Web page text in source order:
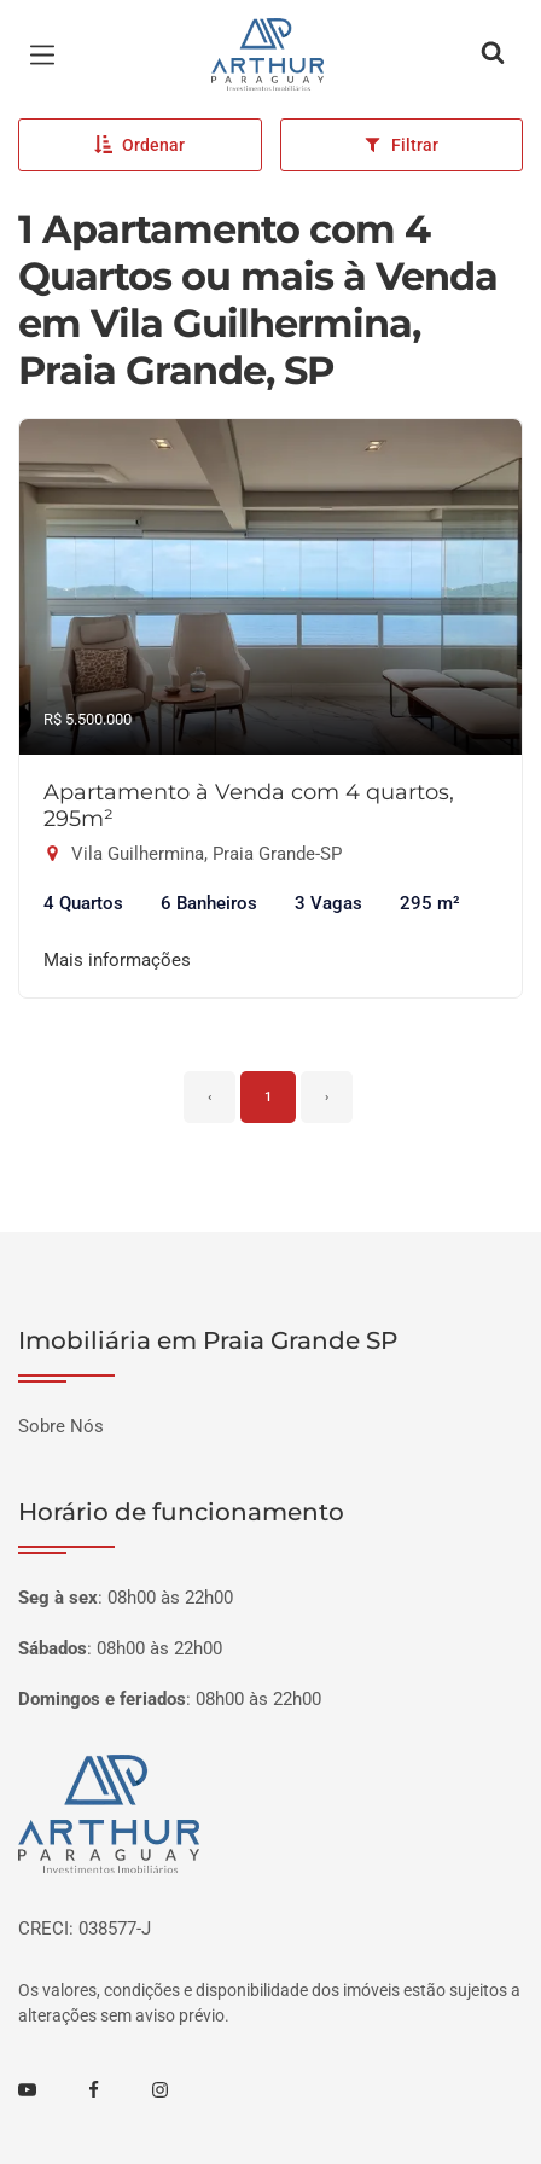
Página inicial
Ordenar Filtrar
1 Apartamento com 4
Quartos ou mais à Venda
em Vila Guilhermina,
Praia Grande, SP
R$ 5.500.000
Apartamento à Venda com 4 quartos,
295m²
Vila Guilhermina, Praia Grande-SP
4 Quartos 6 Banheiros 3 Vagas 295 m²
Mais informações
‹ 1 ›
Imobiliária em Praia Grande SP
Sobre Nós
Horário de funcionamento
Seg à sex: 08h00 às 22h00
Sábados: 08h00 às 22h00
Domingos e feriados: 08h00 às 22h00
Página inicial
CRECI: 038577-J
Os valores, condições e disponibilidade dos imóveis estão sujeitos a
alterações sem aviso prévio.
Youtube FacebookInstagram